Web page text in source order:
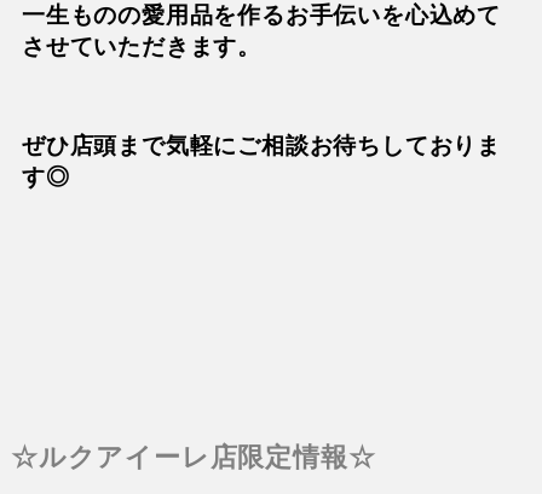
一生ものの愛用品を作るお手伝いを心込めて
させていただきます。
ぜひ店頭まで気軽にご相談お待ちしておりま
す◎
☆ルクアイーレ店限定情報☆